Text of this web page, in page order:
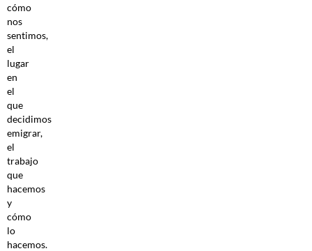
cómo
nos
sentimos,
el
lugar
en
el
que
decidimos
emigrar,
el
trabajo
que
hacemos
y
cómo
lo
hacemos.